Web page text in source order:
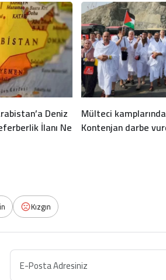
Deniz
İlanı Ne
Mülteci
Kontenjan darbe
Kızgın